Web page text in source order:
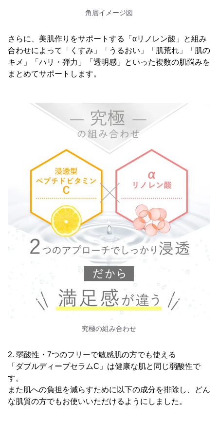
角層イメージ図
さらに、美肌作りをサポートする「αリノレン酸」と組み
合わせによって「くすみ」「うるおい」「肌荒れ」「肌の
キメ」「ハリ・弾力」「透明感」といった複数の肌悩みを
まとめてサポートします。
究極の組み合わせ
2. 弱酸性・7つのフリーで敏感肌の方でも使える
「ダブルディープセラムC」は健康な肌と同じ弱酸性で
す。
また肌への負担を減らすために以下の成分を排除し、どん
な肌質の方でもお使いいただけるようにしました。